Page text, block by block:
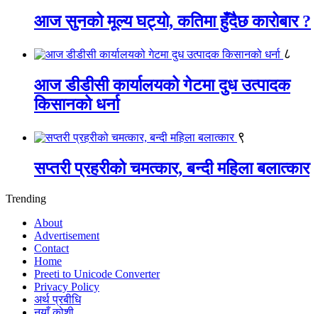
आज सुनको मूल्य घट्यो, कतिमा हुँदैछ कारोबार ?
८
आज डीडीसी कार्यालयको गेटमा दुध उत्पादक
किसानको धर्ना
९
सप्तरी प्रहरीको चमत्कार, बन्दी महिला बलात्कार
Trending
About
Advertisement
Contact
Home
Preeti to Unicode Converter
Privacy Policy
अर्थ प्रबीधि